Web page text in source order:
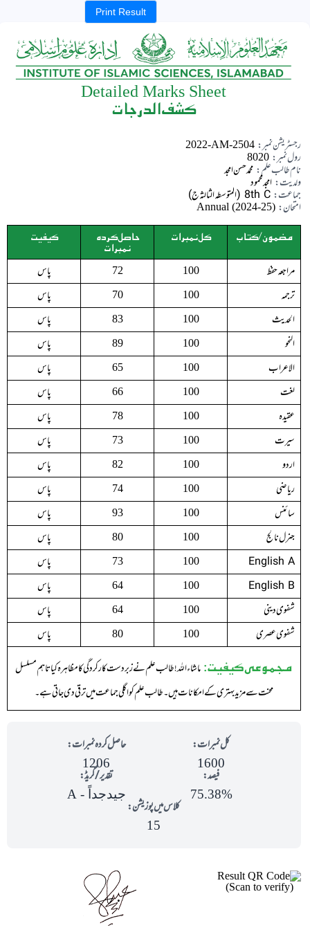
Print Result
Detailed Marks Sheet
کشف الدرجات
رجسٹریشن نمبر: 2022-AM-2504
رول نمبر: 8020
نام طالب علم: محمد حسن امجد
ولدیت: امجد محمود
جماعت: 8th C (المتوسطہ الثالثہ ج)
امتحان: Annual (2024-25)
مضمون/کتاب کل نمبرات حاصل کردہ
نمبرات
کیفیت
مراجعہ حفظ 100
72
پاس
ترجمہ
100
70
پاس
الحدیث
100
83
پاس
النحو
100
89
پاس
الاعراب
100
65
پاس
لغت
100
66
پاس
عقیدہ
100
78
پاس
سیرت
100
73
پاس
اردو
100
82
پاس
ریاضی
100
74
پاس
سائنس
100
93
پاس
جنرل نالج
100
80
پاس
English A
100
73
پاس
English B
100
64
پاس
شفوی دینی
100
64
پاس
شفوی عصری
100
80 پاس
مجموعی کیفیت: ماشاء اللہ ! طالب علم نے زبردست کارکردگی کا مظاہرہ کیا تاہم مسلسل
محنت سے مزید بہتری کے امکانات ہیں ۔ طالب علم کو اگلی جماعت میں ترقی دی جاتی ہے ۔
کل نمبرات:
1600
حاصل کردہ نمبرات:
1206
فیصد:
75.38%
تقدیر/گریڈ:
جیدجداً - A
کلاس میں پوزیشن:
15
(Scan to verify)